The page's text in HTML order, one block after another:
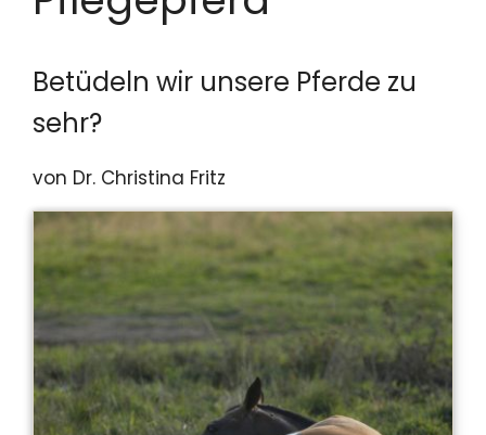
Betüdeln wir unsere Pferde zu
sehr?
von Dr. Christina Fritz